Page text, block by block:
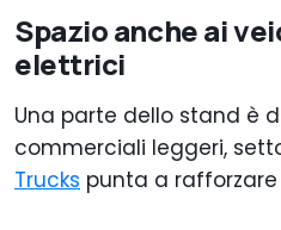
Spazio anche ai
elettrici
Una parte dello stand è
commerciali leggeri,
Trucks punta a